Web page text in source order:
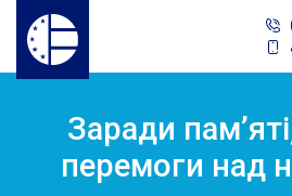
Заради
перемоги над